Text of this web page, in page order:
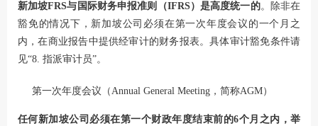
新加坡FRS与国际财务申报准则（IFRS）是高度统一的。除非在
豁免的情况下，新加坡公司必须在第一次年度会议的一个月之
内，在商业报告中提供经审计的财务报表。具体审计豁免条件请
见“8. 指派审计员”。
第一次年度会议（Annual General Meeting，简称AGM）
任何新加坡公司必须在第一个财政年度结束前的6个月之内，举